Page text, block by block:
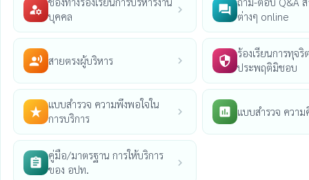
manage_accounts บุคคล
chevron_right question_answer ต่างๆ online
record_voice_over สายตรงผู้บริหาร chevron_right security
ร้องเรียนการทุจริ
ประพฤติมิชอบ
star_rate
แบบสำรวจ ความพึงพอใจใน
การบริการ
chevron_right poll แบบสำรวจ ความ
assignment
คู่มือ/มาตรฐาน การให้บริการ
ของ อปท.
chevron_right